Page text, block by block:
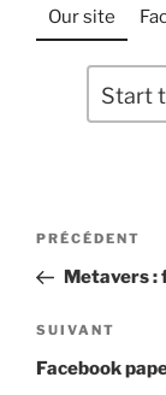
Our site
e
u
n
o
a
r
e
Navigation
l’article
Article
précédent
PRÉCÉDENT
Metavers :
Article
suivant
SUIVANT
Facebook